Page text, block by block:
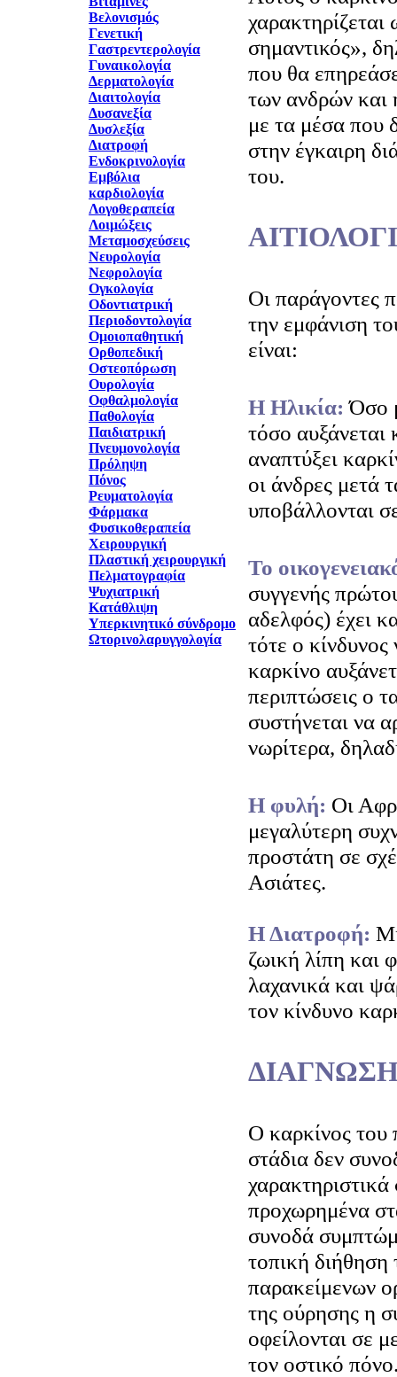
Βελονισμός
Γενετική
Γαστρεντερολογία
Γυναικολογία
Δερματολογία
Διαιτολογία
Δυσανεξία
Δυσλεξία
Διατροφή
Ενδοκρινολογία
Εμβόλια
καρδιολογία
Λογοθεραπεία
Λοιμώξεις
Μεταμοσχεύσεις
Νευρολογία
Νεφρολογία
Ογκολογία
Οδοντιατρική
Περιοδοντολογία
Ομοιοπαθητική
Ορθοπεδική
Οστεοπόρωση
Ουρολογία
Οφθαλμολογία
Παθολογία
Παιδιατρική
Πνευμονολογία
Πρόληψη
Πόνος
Ρευματολογία
Φάρμακα
Φυσικοθεραπεία
Χειρουργική
Πλαστική χειρουργική
Πελματογραφία
Ψυχιατρική
Κατάθλιψη
Υπερκινητικό σύνδρομο
Ωτορινολαρυγγολογία
χαρακτηρίζεται
σημαντικός»,
που θα
των ανδρών και
με τα μέσα που
στην έγκαιρη
του.
Οι παράγοντες
την εμφάνιση
είναι:
H Ηλικία:Όσο
τόσο αυξάνεται
αναπτύξει
οι άνδρες μετά
υποβάλλονται
Το
συγγενής
αδελφός) έχει
τότε ο κίνδυνος
καρκίνο
περιπτώσεις ο
συστήνεται να
νωρίτερα,
Η φυλή: Οι
μεγαλύτερη
προστάτη σε
Ασιάτες.
Η Διατροφή:
ζωική λίπη και
λαχανικά και
τον κίνδυνο
Ο καρκίνος του
στάδια δεν
προχωρημένα
συνοδά
τοπική
παρακείμενων
της ούρησης η
οφείλονται σε
τον οστικό